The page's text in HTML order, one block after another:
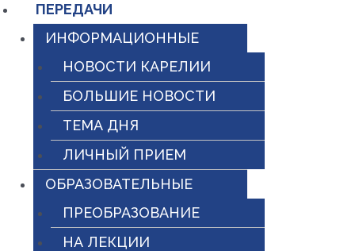
ПЕРЕДАЧИ
ИНФОРМАЦИОННЫЕ
НОВОСТИ КАРЕЛИИ
БОЛЬШИЕ НОВОСТИ
ТЕМА ДНЯ
ЛИЧНЫЙ ПРИЕМ
ОБРАЗОВАТЕЛЬНЫЕ
ПРЕОБРАЗОВАНИЕ
НА ЛЕКЦИИ